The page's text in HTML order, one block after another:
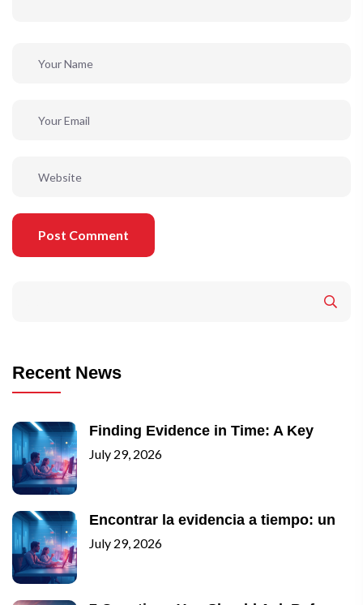
Post Comment
Recent News
Finding Evidence in Time: A Key
July 29, 2026
Encontrar la evidencia a tiempo: un
July 29, 2026